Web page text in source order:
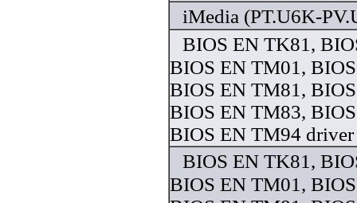
iMedia (PT.U6K-
BIOS EN TK81,
BIOS EN TM01,
BIOS EN TM81,
BIOS EN TM83,
BIOS EN TM94 driver
BIOS EN TK81,
BIOS EN TM01,